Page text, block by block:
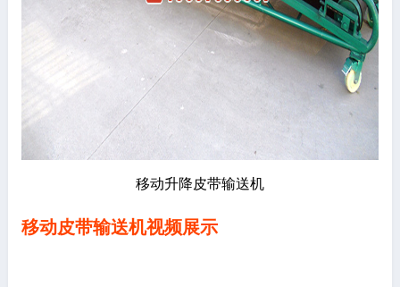
移动升降皮带输送机
移动皮带输送机视频展示